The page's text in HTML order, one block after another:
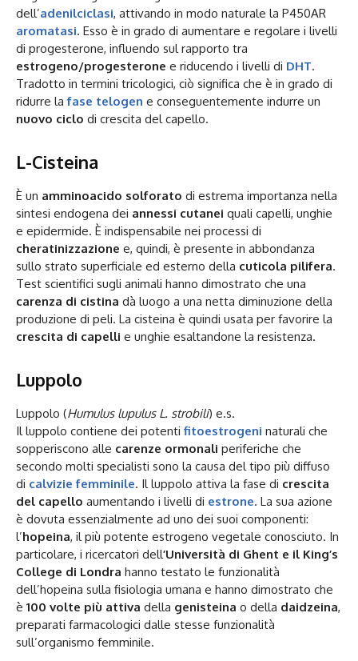
dell’adenilciclasi, attivando in modo naturale la P450AR
aromatasi. Esso è in grado di aumentare e regolare i livelli
di progesterone, influendo sul rapporto tra
estrogeno/progesterone e riducendo i livelli di DHT.
Tradotto in termini tricologici, ciò significa che è in grado di
ridurre la fase telogen e conseguentemente indurre un
nuovo ciclo di crescita del capello.
L-Cisteina
È un amminoacido solforato di estrema importanza nella
sintesi endogena dei annessi cutanei quali capelli, unghie
e epidermide. È indispensabile nei processi di
cheratinizzazione e, quindi, è presente in abbondanza
sullo strato superficiale ed esterno della cuticola pilifera.
Test scientifici sugli animali hanno dimostrato che una
carenza di cistina dà luogo a una netta diminuzione della
produzione di peli. La cisteina è quindi usata per favorire la
crescita di capelli e unghie esaltandone la resistenza.
Luppolo
Luppolo (Humulus lupulus L. strobili) e.s.
Il luppolo contiene dei potenti fitoestrogeni naturali che
sopperiscono alle carenze ormonali periferiche che
secondo molti specialisti sono la causa del tipo più diffuso
di calvizie femminile. Il luppolo attiva la fase di crescita
del capello aumentando i livelli di estrone. La sua azione
è dovuta essenzialmente ad uno dei suoi componenti:
l’hopeina, il più potente estrogeno vegetale conosciuto. In
particolare, i ricercatori dell’Università di Ghent e il King’s
College di Londra hanno testato le funzionalità
dell’hopeina sulla fisiologia umana e hanno dimostrato che
è 100 volte più attiva della genisteina o della daidzeina,
preparati farmacologici dalle stesse funzionalità
sull’organismo femminile.